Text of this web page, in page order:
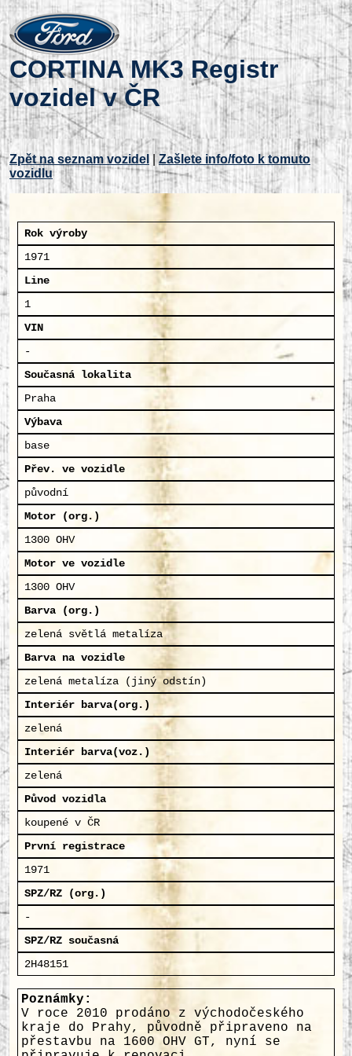
CORTINA MK3 Registr
vozidel v ČR
Zpět na seznam vozidel
Zašlete info/foto k tomuto
vozidlu
Rok výroby
1971
Line
1
VIN
-
Současná lokalita
Praha
Výbava
base
Přev. ve vozidle
původní
Motor (org.)
1300 OHV
Motor ve vozidle
1300 OHV
Barva (org.)
zelená světlá metalíza
Barva na vozidle
zelená metalíza (jiný odstín)
Interiér barva(org.)
zelená
Interiér barva(voz.)
zelená
Původ vozidla
koupené v ČR
První registrace
1971
SPZ/RZ (org.)
-
SPZ/RZ současná
2H48151
Poznámky:
V roce 2010 prodáno z východočeského
kraje do Prahy, původně připraveno na
přestavbu na 1600 OHV GT, nyní se